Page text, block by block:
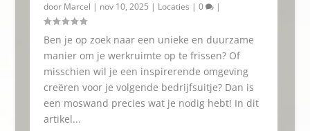
door Marcel | nov 10, 2025 | Locaties | 0 |
Ben je op zoek naar een unieke en duurzame
manier om je werkruimte op te frissen? Of
misschien wil je een inspirerende omgeving
creëren voor je volgende bedrijfsuitje? Dan is
een moswand precies wat je nodig hebt! In dit
artikel...